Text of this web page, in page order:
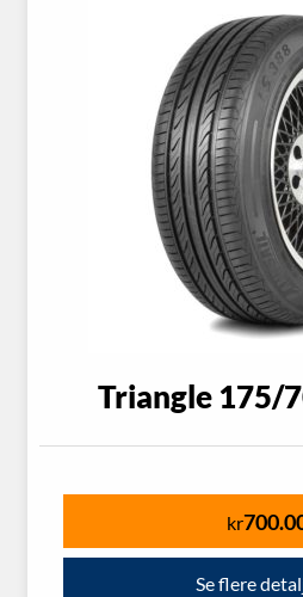
Triangle 175/
kr
Se flere